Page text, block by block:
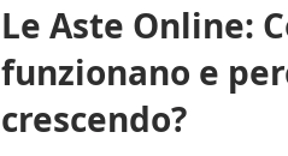
Le Aste Online:
funzionano e
crescendo?